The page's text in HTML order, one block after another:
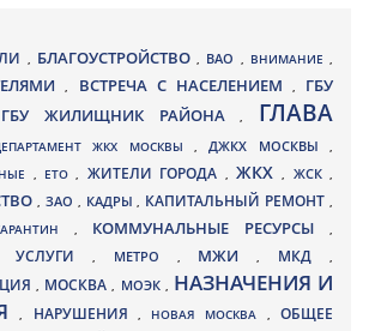
, БЛАГОУСТРОЙСТВО , ВАО , ВНИМАНИЕ ,
, ВСТРЕЧА С НАСЕЛЕНИЕМ , ГБУ
ГБУ ЖИЛИЩНИК РАЙОНА, ГЛАВА
ЖКХ МОСКВЫ ,ДЖКХ МОСКВЫ ,
, ЕТО, ЖИТЕЛИ ГОРОДА , ЖКХ, ЖСК,
, ЗАО , КАДРЫ, КАПИТАЛЬНЫЙ РЕМОНТ ,
, КОММУНАЛЬНЫЕ РЕСУРСЫ,
УСЛУГИ , МЕТРО , МЖИ, МКД ,
, МОСКВА , МОЭК , НАЗНАЧЕНИЯ И
, НАРУШЕНИЯ , НОВАЯ МОСКВА ,ОБЩЕЕ